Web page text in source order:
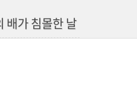
배가 침몰한 날